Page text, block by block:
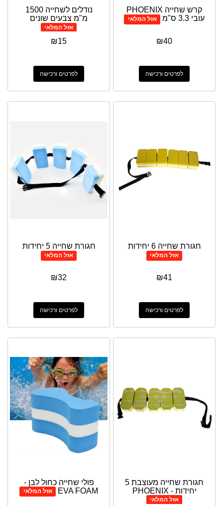
קרש שחייה PHOENIX
עובי 3.3 ס"מ
אזל המלאי
₪40
לפרטים ורכישה
נודלים לשחייה 1500
מ"מ צבעים שונים
אזל המלאי
₪15
לפרטים ורכישה
חגורת שחייה 6 יחידות
אזל המלאי
₪41
לפרטים ורכישה
חגורת שחייה 5 יחידות
אזל המלאי
₪32
לפרטים ורכישה
חגורת שחייה מעוצבת 5
יחידות - PHOENIX
אזל המלאי
פולי שחייה כחול לבן -
EVA FOAM
אזל המלאי